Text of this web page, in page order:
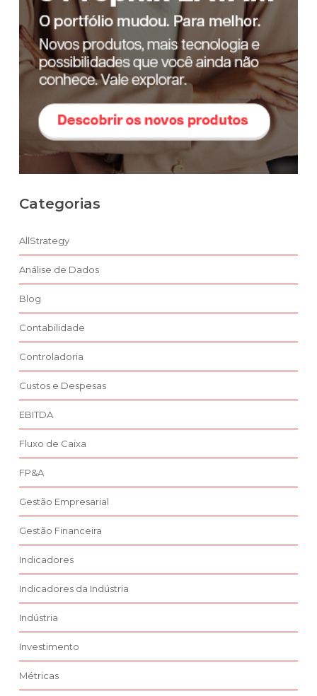
Categorias
AllStrategy
Análise de Dados
Blog
Contabilidade
Controladoria
Custos e Despesas
EBITDA
Fluxo de Caixa
FP&A
Gestão Empresarial
Gestão Financeira
Indicadores
Indicadores da Indústria
Indústria
Investimento
Métricas